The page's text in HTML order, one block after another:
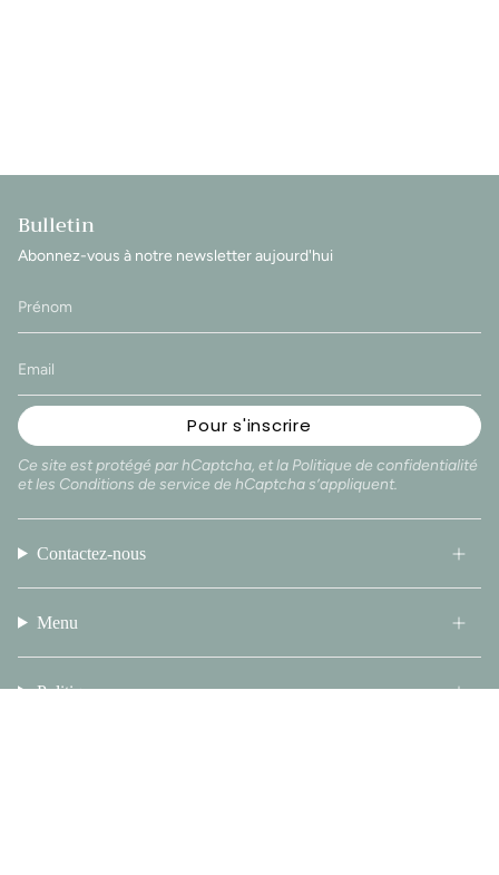
Bulletin
Abonnez-vous à notre newsletter aujourd'hui
Pour s'inscrire
Ce site est protégé par hCaptcha, et la Politique de confidentialité
et les Conditions de service de hCaptcha s’appliquent.
Contactez-nous
Menu
Politique